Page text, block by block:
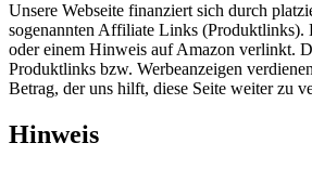
Unsere Webseite finanziert sich durch
sogenannten Affiliate Links (Produktlinks).
oder einem Hinweis auf Amazon verlinkt.
Produktlinks bzw. Werbeanzeigen
Betrag, der uns hilft, diese Seite weiter zu
Hinweis